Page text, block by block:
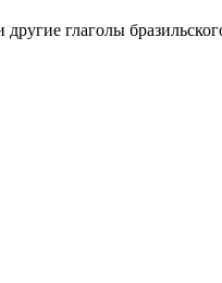
глаголы